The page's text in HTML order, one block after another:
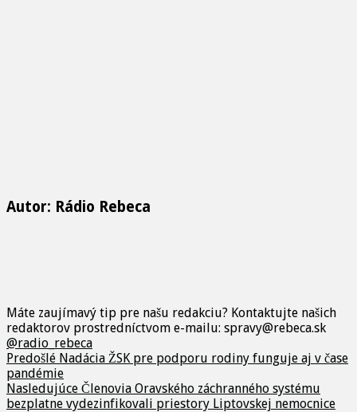
Autor: Rádio Rebeca
Máte zaujímavý tip pre našu redakciu? Kontaktujte našich
redaktorov prostredníctvom e-mailu: spravy@rebeca.sk
@radio_rebeca
Predošlé Nadácia ŽSK pre podporu rodiny funguje aj v čase
pandémie
Nasledujúce Členovia Oravského záchranného systému
bezplatne vydezinfikovali priestory Liptovskej nemocnice